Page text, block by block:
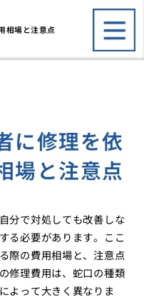
相場と注意点
に修理を依
場と注意点
分で対処しても改善しな
る必要があります。ここ
際の費用相場と、注意点
修理費用は、蛇口の種類
よって大きく異なりま